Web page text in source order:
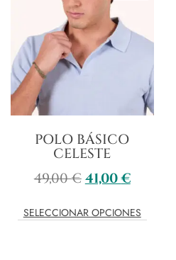
POLO BÁSICO
CELESTE
49,00€ 41,00€
SELECCIONAR OPCIONES